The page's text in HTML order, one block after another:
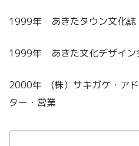
1999年 あきたタウン文化誌
1999年 あきた文化デザイン
2000年 (株）サキガケ・ア
ター・営業